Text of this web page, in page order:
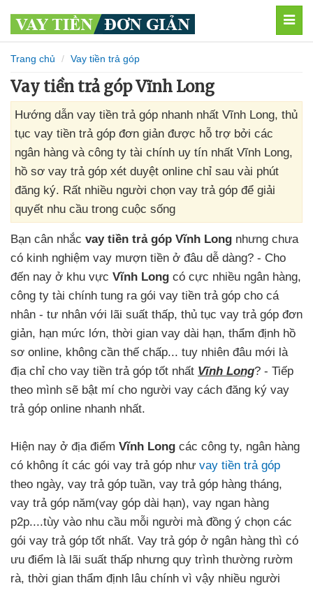
Trang chủ Vay tiền trả góp
Vay tiền trả góp Vĩnh Long
Hướng dẫn vay tiền trả góp nhanh nhất Vĩnh Long, thủ
tục vay tiền trả góp đơn giản được hỗ trợ bởi các
ngân hàng và công ty tài chính uy tín nhất Vĩnh Long,
hồ sơ vay trả góp xét duyệt online chỉ sau vài phút
đăng ký. Rất nhiều người chọn vay trả góp để giải
quyết nhu cầu trong cuộc sống
Bạn cân nhắc vay tiền trả góp Vĩnh Long nhưng chưa
có kinh nghiệm vay mượn tiền ở đâu dễ dàng? - Cho
đến nay ở khu vực Vĩnh Long có cực nhiều ngân hàng,
công ty tài chính tung ra gói vay tiền trả góp cho cá
nhân - tư nhân với lãi suất thấp, thủ tục vay trả góp đơn
giản, hạn mức lớn, thời gian vay dài hạn, thẩm định hồ
sơ online, không cần thế chấp... tuy nhiên đâu mới là
địa chỉ cho vay tiền trả góp tốt nhất Vĩnh Long? - Tiếp
theo mình sẽ bật mí cho người vay cách đăng ký vay
trả góp online nhanh nhất.
Hiện nay ở địa điểm Vĩnh Long các công ty, ngân hàng
có không ít các gói vay trả góp như vay tiền trả góp
theo ngày, vay trả góp tuần, vay trả góp hàng tháng,
vay trả góp năm(vay góp dài hạn), vay ngan hàng
p2p....tùy vào nhu cầu mỗi người mà đồng ý chọn các
gói vay trả góp tốt nhất. Vay trả góp ở ngân hàng thì có
ưu điểm là lãi suất thấp nhưng quy trình thường rườm
rà, thời gian thẩm định lâu chính vì vậy nhiều người